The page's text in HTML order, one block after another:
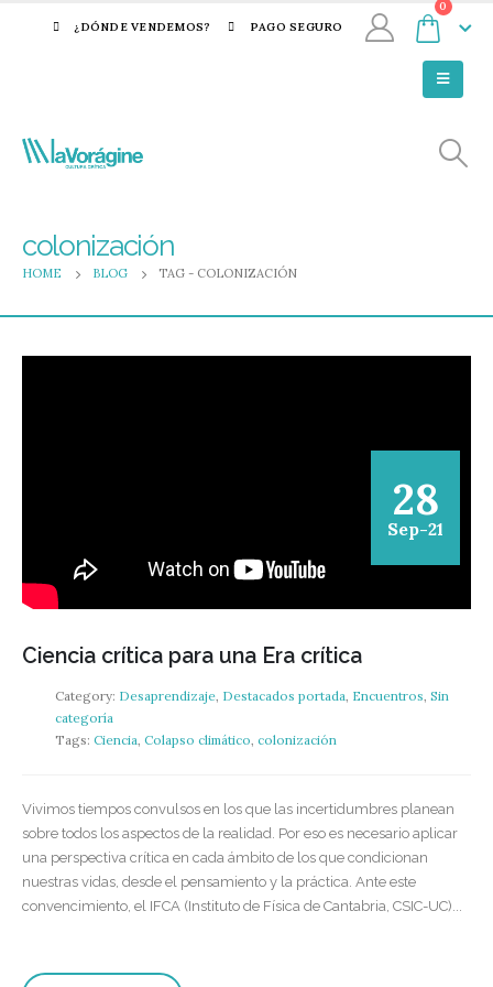
¿DÓNDE VENDEMOS? PAGO SEGURO
0
colonización
HOME BLOG TAG - COLONIZACIÓN
28
Sep-21
Ciencia crítica para una Era crítica
Category: Desaprendizaje, Destacados portada, Encuentros, Sin
categoría
Tags: Ciencia, Colapso climático, colonización
Vivimos tiempos convulsos en los que las incertidumbres planean
sobre todos los aspectos de la realidad. Por eso es necesario aplicar
una perspectiva crítica en cada ámbito de los que condicionan
nuestras vidas, desde el pensamiento y la práctica. Ante este
convencimiento, el IFCA (Instituto de Física de Cantabria, CSIC-UC)...